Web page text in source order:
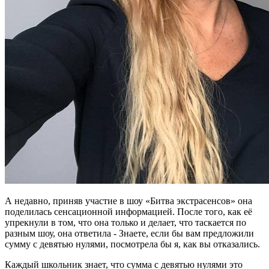
А недавно, приняв участие в шоу «Битва экстрасенсов» она
поделилась сенсационной информацией. После того, как её
упрекнули в том, что она только и делает, что таскается по
разным шоу, она ответила - Знаете, если бы вам предложили
сумму с девятью нулями, посмотрела бы я, как вы отказались.
Каждый школьник знает, что сумма с девятью нулями это